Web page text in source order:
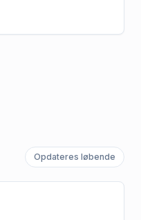
Opdateres løbende